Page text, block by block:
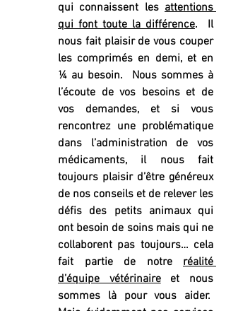
qui connaissent les attentions
qui font toute la différence.  Il
nous fait plaisir de vous couper
les comprimés en demi, et en
¼ au besoin.  Nous sommes à
l’écoute de vos besoins et de
vos demandes, et si vous
rencontrez une problématique
dans l’administration de vos
médicaments, il nous fait
toujours plaisir d’être généreux
de nos conseils et de relever les
défis des petits animaux qui
ont besoin de soins mais qui ne
collaborent pas toujours… cela
fait partie de notre réalité
d’équipe vétérinaire et nous
sommes là pour vous aider.